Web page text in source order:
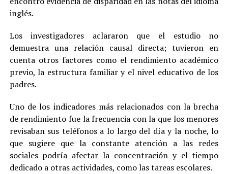
inglés.
Los investigadores aclararon que el estudio no
demuestra una relación causal directa; tuvieron en
cuenta otros factores como el rendimiento académico
previo, la estructura familiar y el nivel educativo de los
padres.
Uno de los indicadores más relacionados con la brecha
de rendimiento fue la frecuencia con la que los menores
revisaban sus teléfonos a lo largo del día y la noche, lo
que sugiere que la constante atención a las redes
sociales podría afectar la concentración y el tiempo
dedicado a otras actividades, como las tareas escolares.